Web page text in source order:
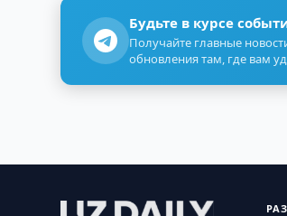
Будьте в курсе
Получайте главные
обновления там, где вам